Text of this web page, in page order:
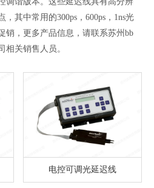
其中常用的300ps，600ps，1ns光
销，更多产品信息，请联系苏州bb
相关销售人员。
电控可调光延迟线